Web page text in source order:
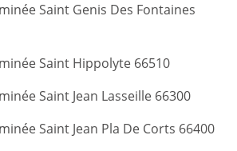
Saint Genis Des Fontaines
Saint Hippolyte 66510
Saint Jean Lasseille 66300
Saint Jean Pla De Corts 66400